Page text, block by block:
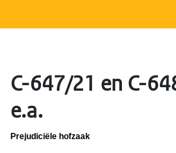
C-647/21 en C-
e.a.
Prejudiciële hofzaak